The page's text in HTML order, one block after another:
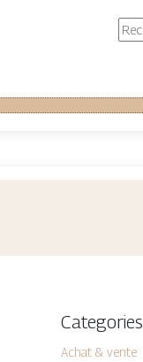
Categories
Achat & vente